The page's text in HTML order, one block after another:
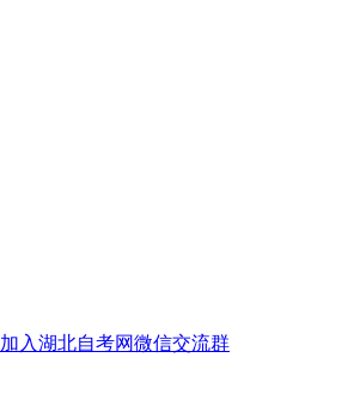
加入湖北自考网微信交流群